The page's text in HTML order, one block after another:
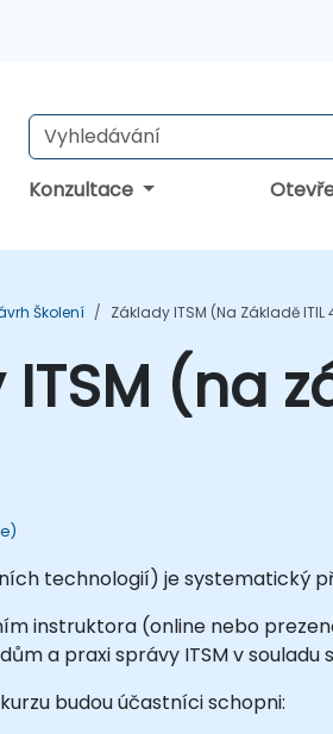
Konzultace
Školení Základy ITSM (na Základě ITIL
(na
technologií) je systematický
instruktora (online nebo
a praxi správy ITSM v souladu
budou účastníci schopni: